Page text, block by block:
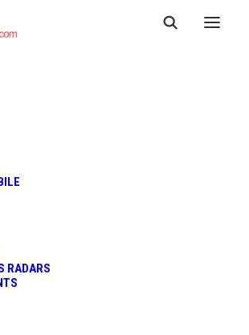
RADARS
(TESLA
SARL)